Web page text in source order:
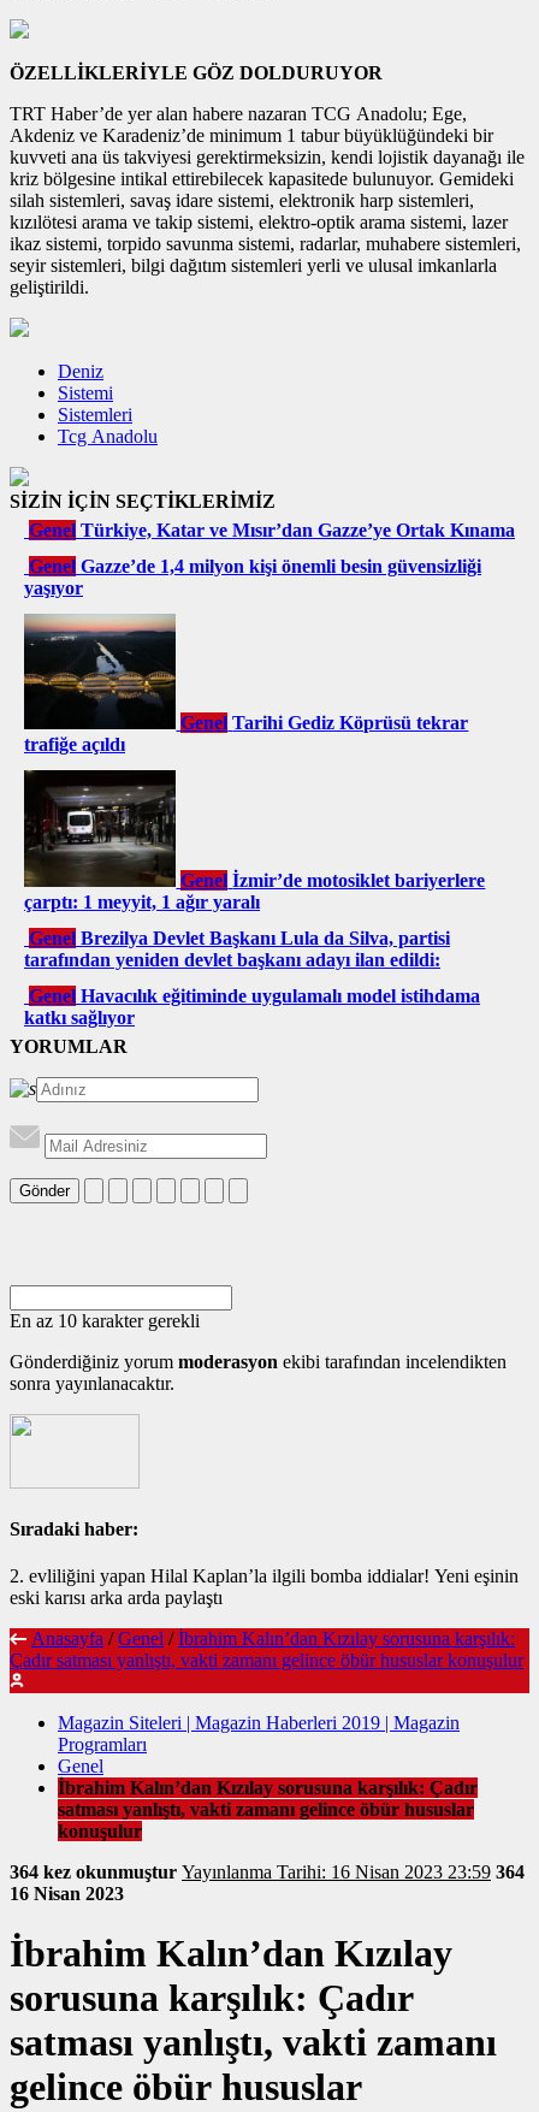
ÖZELLİKLERİYLE GÖZ DOLDURUYOR
TRT Haber’de yer alan habere nazaran TCG Anadolu; Ege,
Akdeniz ve Karadeniz’de minimum 1 tabur büyüklüğündeki bir
kuvveti ana üs takviyesi gerektirmeksizin, kendi lojistik dayanağı ile
kriz bölgesine intikal ettirebilecek kapasitede bulunuyor. Gemideki
silah sistemleri, savaş idare sistemi, elektronik harp sistemleri,
kızılötesi arama ve takip sistemi, elektro-optik arama sistemi, lazer
ikaz sistemi, torpido savunma sistemi, radarlar, muhabere sistemleri,
seyir sistemleri, bilgi dağıtım sistemleri yerli ve ulusal imkanlarla
geliştirildi.
Deniz
Sistemi
Sistemleri
Tcg Anadolu
SİZİN İÇİN SEÇTİKLERİMİZ
Genel Türkiye, Katar ve Mısır’dan Gazze’ye Ortak Kınama
Genel Gazze’de 1,4 milyon kişi önemli besin güvensizliği
yaşıyor
Genel Tarihi Gediz Köprüsü tekrar
trafiğe açıldı
Genel İzmir’de motosiklet bariyerlere
çarptı: 1 meyyit, 1 ağır yaralı
Genel Brezilya Devlet Başkanı Lula da Silva, partisi
tarafından yeniden devlet başkanı adayı ilan edildi:
Genel Havacılık eğitiminde uygulamalı model istihdama
katkı sağlıyor
YORUMLAR
Gönder
En az 10 karakter gerekli
Gönderdiğiniz yorum moderasyon ekibi tarafından incelendikten
sonra yayınlanacaktır.
Sıradaki haber:
2. evliliğini yapan Hilal Kaplan’la ilgili bomba iddialar! Yeni eşinin
eski karısı arka arda paylaştı
Anasayfa / Genel / İbrahim Kalın’dan Kızılay sorusuna karşılık:
Çadır satması yanlıştı, vakti zamanı gelince öbür hususlar konuşulur
Magazin Siteleri | Magazin Haberleri 2019 | Magazin
Programları
Genel
İbrahim Kalın’dan Kızılay sorusuna karşılık: Çadır
satması yanlıştı, vakti zamanı gelince öbür hususlar
konuşulur
364 kez okunmuştur
Yayınlanma Tarihi: 16 Nisan 2023 23:59 364
16 Nisan 2023
İbrahim Kalın’dan Kızılay
sorusuna karşılık: Çadır
satması yanlıştı, vakti zamanı
gelince öbür hususlar